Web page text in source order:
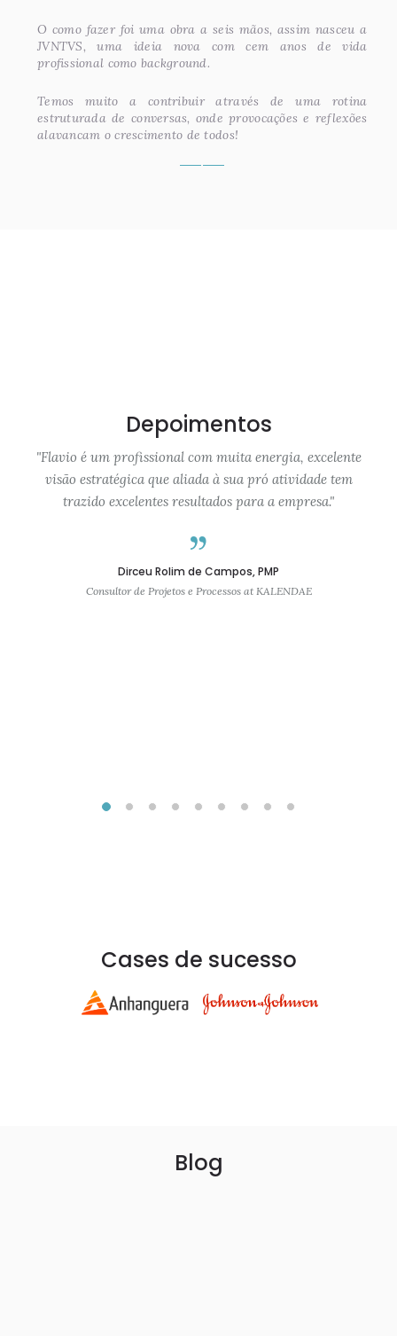
O como fazer foi uma obra a seis mãos, assim nasceu a
JVNTVS, uma ideia nova com cem anos de vida
profissional como background.
Temos muito a contribuir através de uma rotina
estruturada de conversas, onde provocações e reflexões
alavancam o crescimento de todos!
Depoimentos
Flavio é um profissional com muita energia, excelente
visão estratégica que aliada à sua pró atividade tem
trazido excelentes resultados para a empresa.
Dirceu Rolim de Campos, PMP
Consultor de Projetos e Processos at KALENDAE
Cases de sucesso
Blog